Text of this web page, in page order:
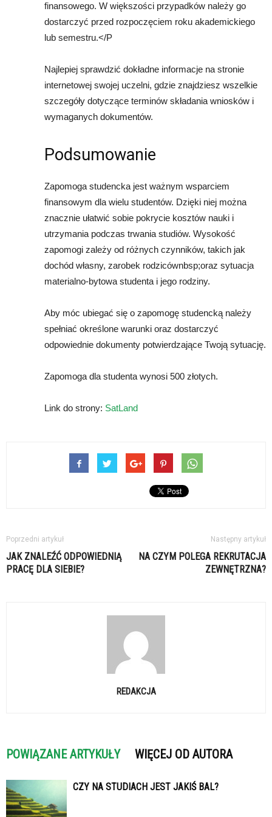
finansowego. W większości przypadków należy go
dostarczyć przed rozpoczęciem roku akademickiego
lub semestru.</P
Najlepiej sprawdzić dokładne informacje na stronie
internetowej swojej uczelni, gdzie znajdziesz wszelkie
szczegóły dotyczące terminów składania wniosków i
wymaganych dokumentów.
Podsumowanie
Zapomoga studencka jest ważnym wsparciem
finansowym dla wielu studentów. Dzięki niej można
znacznie ułatwić sobie pokrycie kosztów nauki i
utrzymania podczas trwania studiów. Wysokość
zapomogi zależy od różnych czynników, takich jak
dochód własny, zarobek rodzicównbsp;oraz sytuacja
materialno-bytowa studenta i jego rodziny.
Aby móc ubiegać się o zapomogę studencką należy
spełniać określone warunki oraz dostarczyć
odpowiednie dokumenty potwierdzające Twoją sytuację.
Zapomoga dla studenta wynosi 500 złotych.
Link do strony: SatLand
Poprzedni artykuł
JAK ZNALEŹĆ ODPOWIEDNIĄ
PRACĘ DLA SIEBIE?
Następny artykuł
NA CZYM POLEGA REKRUTACJA
ZEWNĘTRZNA?
REDAKCJA
POWIĄZANE ARTYKUŁY WIĘCEJ OD AUTORA
CZY NA STUDIACH JEST JAKIŚ BAL?